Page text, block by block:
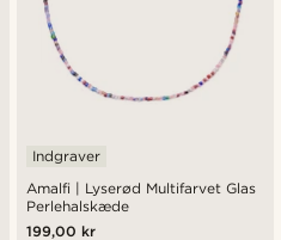
Amalfi | Lyserød Multifarvet Glas
Perlehalskæde
Indgraver
199,00 kr